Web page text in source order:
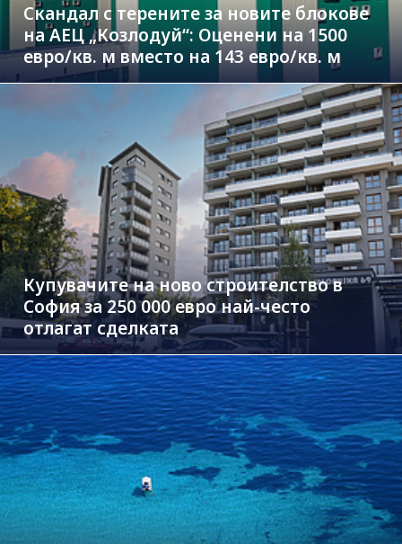
Скандал с терените за новите блокове
на АЕЦ „Козлодуй“: Оценени на 1500
евро/кв. м вместо на 143 евро/кв. м
Купувачите на ново строителство в
София за 250 000 евро най-често
отлагат сделката